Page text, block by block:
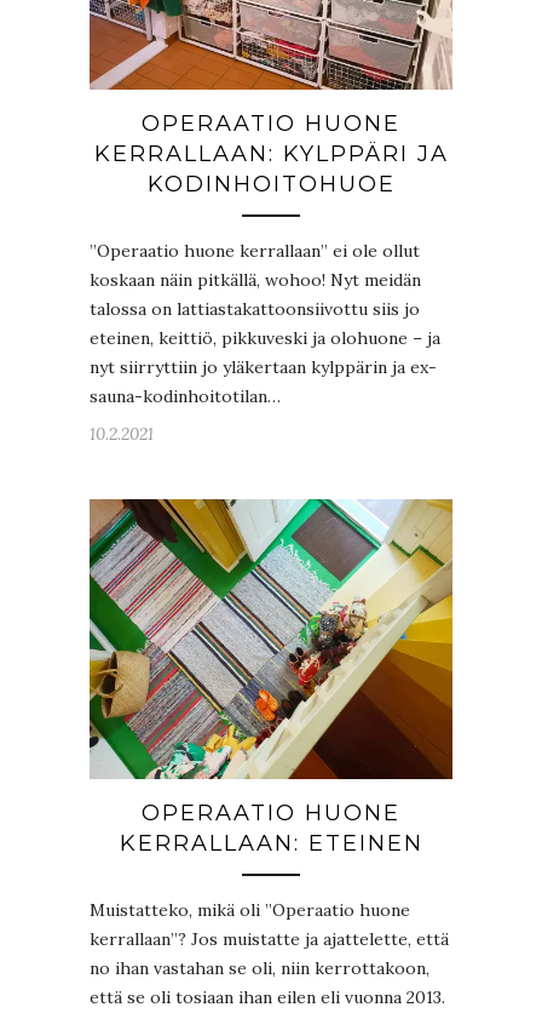
OPERAATIO HUONE
KERRALLAAN: KYLPPÄRI JA
KODINHOITOHUOE
”Operaatio huone kerrallaan” ei ole ollut
koskaan näin pitkällä, wohoo! Nyt meidän
talossa on lattiastakattoonsiivottu siis jo
eteinen, keittiö, pikkuveski ja olohuone – ja
nyt siirryttiin jo yläkertaan kylppärin ja ex-
sauna-kodinhoitotilan…
10.2.2021
OPERAATIO HUONE
KERRALLAAN: ETEINEN
Muistatteko, mikä oli ”Operaatio huone
kerrallaan”? Jos muistatte ja ajattelette, että
no ihan vastahan se oli, niin kerrottakoon,
että se oli tosiaan ihan eilen eli vuonna 2013.